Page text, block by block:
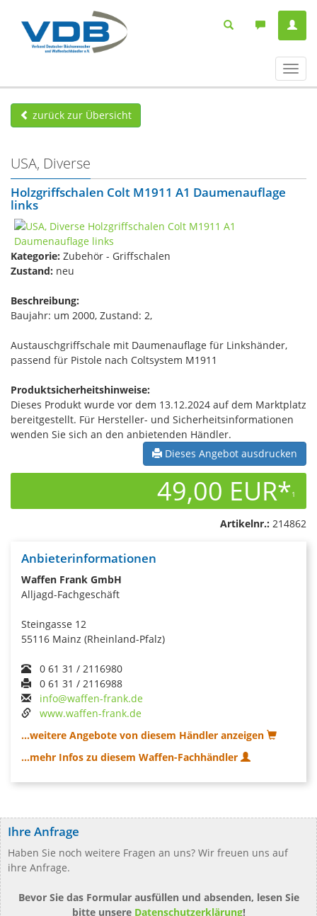
ein-/
zurück zur Übersicht
USA, Diverse
Holzgriffschalen Colt M1911 A1 Daumenauflage
links
Kategorie: Zubehör - Griffschalen
Zustand: neu
Beschreibung:
Baujahr: um 2000, Zustand: 2,
Austauschgriffschale mit Daumenauflage für Linkshänder,
passend für Pistole nach Coltsystem M1911
Produktsicherheitshinweise:
Dieses Produkt wurde vor dem 13.12.2024 auf dem Marktplatz
bereitgestellt. Für Hersteller- und Sicherheitsinformationen
wenden Sie sich an den anbietenden Händler.
Dieses Angebot ausdrucken
49,00 EUR*1
Artikelnr.: 214862
Anbieterinformationen
Waffen Frank GmbH
Alljagd-Fachgeschäft
Steingasse 12
55116 Mainz (Rheinland-Pfalz)
0 61 31 / 2116980
0 61 31 / 2116988
info@waffen-frank.de
www.waffen-frank.de
...weitere Angebote von diesem Händler anzeigen
...mehr Infos zu diesem Waffen-Fachhändler
Ihre Anfrage
Haben Sie noch weitere Fragen an uns? Wir freuen uns auf
ihre Anfrage.
Bevor Sie das Formular ausfüllen und absenden, lesen Sie
bitte unsere Datenschutzerklärung!